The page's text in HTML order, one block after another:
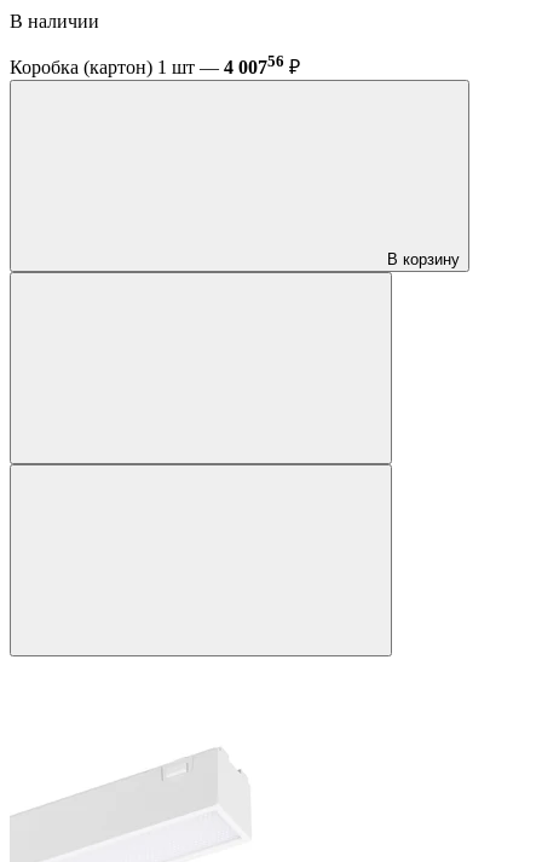
В наличии
Коробка (картон) 1 шт — 4 00756 ₽
В корзину